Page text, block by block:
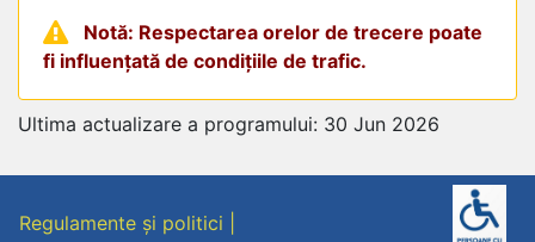
Notă: Respectarea orelor de trecere poate
fi influențată de condițiile de trafic.
Ultima actualizare a programului: 30 Jun 2026
Regulamente și politici